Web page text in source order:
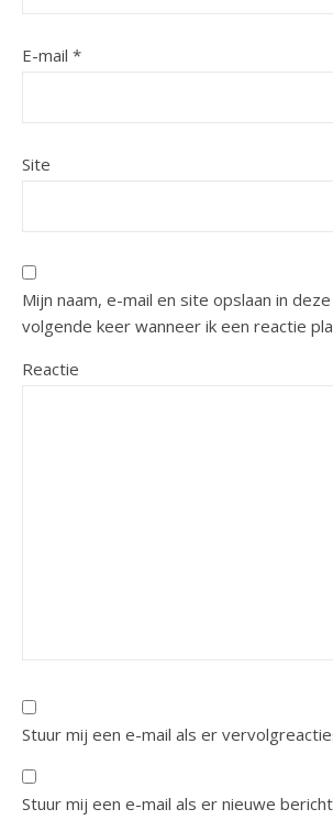
E-mail *
Site
Mijn naam, e-mail en site opslaan in
volgende keer wanneer ik een reactie
Reactie
Stuur mij een e-mail als er
Stuur mij een e-mail als er nieuwe